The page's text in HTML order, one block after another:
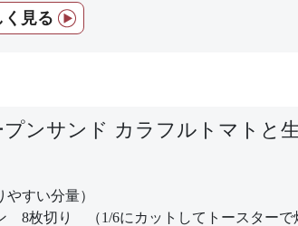
く見る
プンサンド カラフルトマトと
やすい分量）
8枚切り （1/6にカットしてトースターで